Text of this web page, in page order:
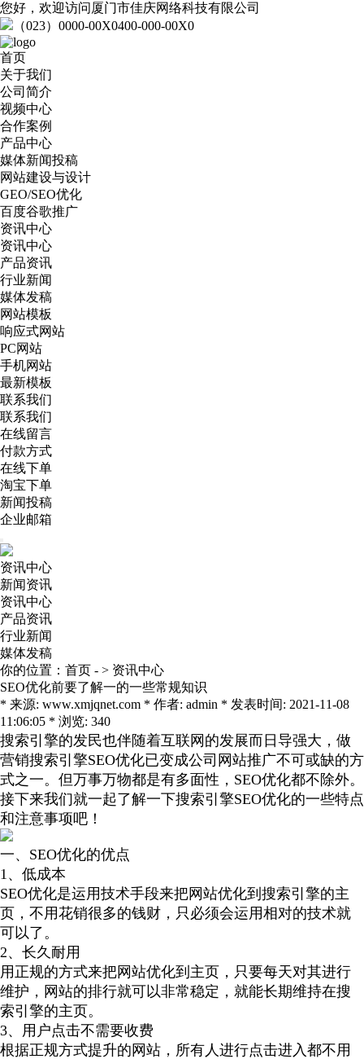
您好，欢迎访问厦门市佳庆网络科技有限公司
（023）0000-00X0400-000-00X0
首页
关于我们
公司简介
视频中心
合作案例
产品中心
媒体新闻投稿
网站建设与设计
GEO/SEO优化
百度谷歌推广
资讯中心
资讯中心
产品资讯
行业新闻
媒体发稿
网站模板
响应式网站
PC网站
手机网站
最新模板
联系我们
联系我们
在线留言
付款方式
在线下单
淘宝下单
新闻投稿
企业邮箱
资讯中心
新闻资讯
资讯中心
产品资讯
行业新闻
媒体发稿
你的位置： 首页 - > 资讯中心
SEO优化前要了解一的一些常规知识
* 来源: www.xmjqnet.com * 作者: admin * 发表时间: 2021-11-08
11:06:05 * 浏览: 340
搜索引擎的发民也伴随着互联网的发展而日导强大，做
营销搜索引擎SEO优化已变成公司网站推广不可或缺的方
式之一。但万事万物都是有多面性，SEO优化都不除外。
接下来我们就一起了解一下搜索引擎SEO优化的一些特点
和注意事项吧！
一、SEO优化的优点
1、低成本
SEO优化是运用技术手段来把网站优化到搜索引擎的主
页，不用花销很多的钱财，只必须会运用相对的技术就
可以了。
2、长久耐用
用正规的方式来把网站优化到主页，只要每天对其进行
维护，网站的排行就可以非常稳定，就能长期维持在搜
索引擎的主页。
3、用户点击不需要收费
根据正规方式提升的网站，所有人进行点击进入都不用